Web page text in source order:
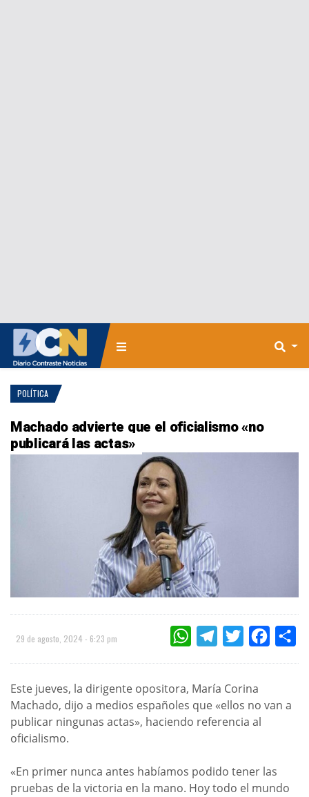
POLÍTICA
Machado advierte que el oficialismo «no
publicará las actas»
29 de agosto, 2024 - 6:23 pm WHATSAPPTELEGRAMTWITTER
Este jueves, la dirigente opositora, María Corina
Machado, dijo a medios españoles que «ellos no van a
publicar ningunas actas», haciendo referencia al
oficialismo.
«En primer nunca antes habíamos podido tener las
pruebas de la victoria en la mano. Hoy todo el mundo